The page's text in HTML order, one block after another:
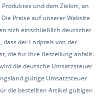
und dem Zielort, an
Preise auf unserer Website
sich einschließlich deutscher
der Endpreis von der
die für Ihre Bestellung anfällt.
die deutsche Umsatzsteuer
gültige Umsatzsteuer
die bestellten Artikel gültigen